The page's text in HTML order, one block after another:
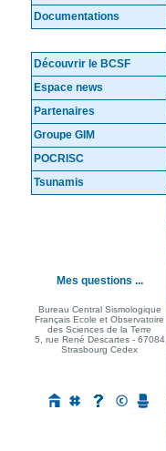
Documentations
Groupe GIM
POCRISC
Tsunamis
Découvrir le BCSF
Espace news
Partenaires
Mes questions ...
Bureau Central Sismologique
Français Ecole et Observatoire
des Sciences de la Terre
5, rue René Descartes - 67084
Strasbourg Cedex